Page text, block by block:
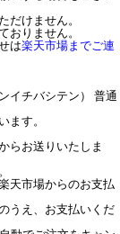
だけません。
おりません。
は楽天市場までご連
イチバシテン） 普通
ます。
らお送りいたしま
天市場からのお支払
うえ、お支払いくだ